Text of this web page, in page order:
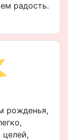
радость.
рожденья,